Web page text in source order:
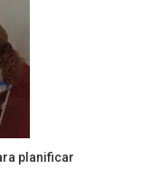
planificar